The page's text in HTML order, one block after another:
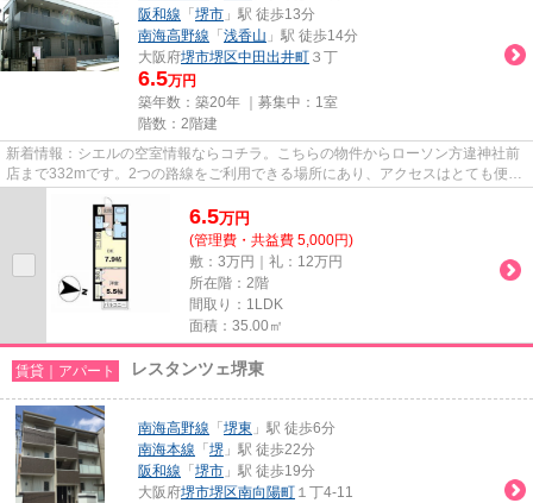
阪和線 「 堺市 」駅 徒歩13分
南海高野線 「 浅香山 」駅 徒歩14分
大阪府堺市堺区中田出井町 ３丁
6.5万円
築年数：築20年 ｜募集中： 1室
階数：2階建
新着情報：シエルの空室情報ならコチラ。こちらの物件からローソン方違神社前
店まで332mです。2つの路線をご利用できる場所にあり、アクセスはとても便利
です。駅まで歩いて11分ほどの...
6.5万円
(管理費・共益費 5,000円)
敷：3万円｜礼：12万円
所在階：2階
間取り：1LDK
面積：35.00㎡
賃貸｜アパート レスタンツェ堺東
南海高野線 「 堺東 」駅 徒歩6分
南海本線 「 堺 」駅 徒歩22分
阪和線 「 堺市 」駅 徒歩19分
大阪府堺市堺区南向陽町 １丁4-11